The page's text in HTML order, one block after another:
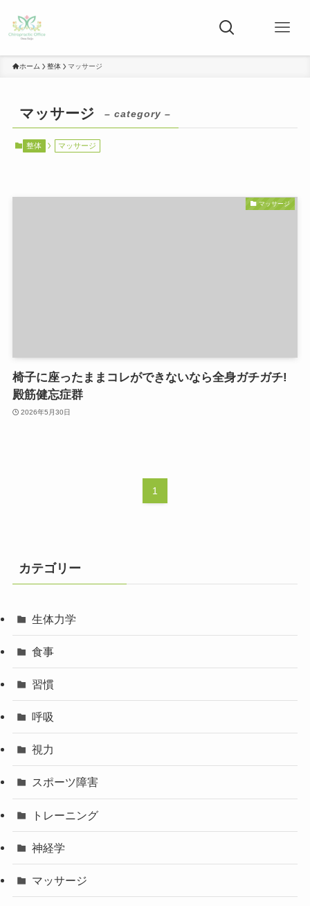
ホーム 整体 マッサージ
マッサージ – category –
整体 マッサージ
マッサージ
椅子に座ったままコレができないなら全身ガチガチ!
殿筋健忘症群
2026年5月30日
1
カテゴリー
生体力学
食事
習慣
呼吸
視力
スポーツ障害
トレーニング
神経学
マッサージ